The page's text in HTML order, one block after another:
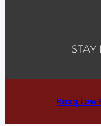
Razq Law